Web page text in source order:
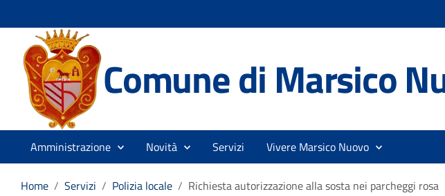
Comune di Marsico
Amministrazione Novità Servizi Vivere Marsico Nuovo
Home / Servizi / Polizia locale / Richiesta autorizzazione alla sosta nei parcheggi rosa